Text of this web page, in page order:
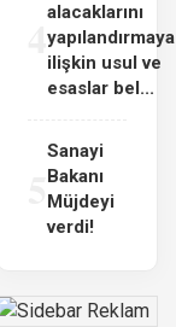
4alacaklarını
yapılandırmaya
ilişkin usul ve
esaslar bel...
Sanayi
Bakanı
Müjdeyi
verdi!